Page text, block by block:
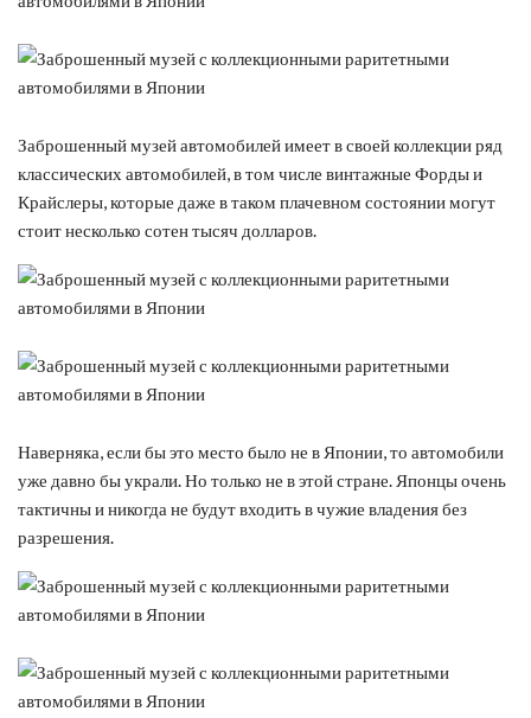
Заброшенный музей автомобилей имеет в своей коллекции ряд
классических автомобилей, в том числе винтажные Форды и
Крайслеры, которые даже в таком плачевном состоянии могут
стоит несколько сотен тысяч долларов.
Наверняка, если бы это место было не в Японии, то автомобили
уже давно бы украли. Но только не в этой стране. Японцы очень
тактичны и никогда не будут входить в чужие владения без
разрешения.